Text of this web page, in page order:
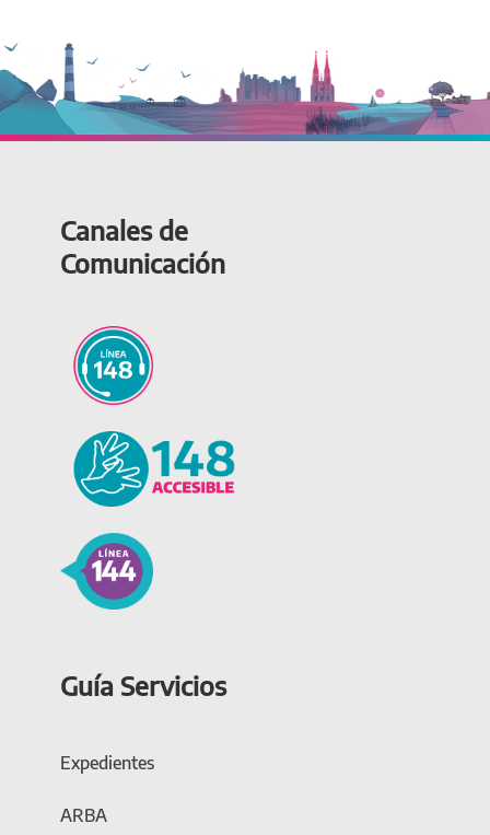
Canales de
Comunicación
Guía Servicios
Expedientes
ARBA